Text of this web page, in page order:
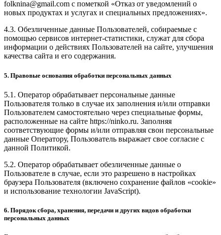
folknina@gmail.com с пометкой «Отказ от уведомлений о
новых продуктах и услугах и специальных предложениях».
4.3. Обезличенные данные Пользователей, собираемые с
помощью сервисов интернет-статистики, служат для сбора
информации о действиях Пользователей на сайте, улучшения
качества сайта и его содержания.
5. Правовые основания обработки персональных данных
5.1. Оператор обрабатывает персональные данные
Пользователя только в случае их заполнения и/или отправки
Пользователем самостоятельно через специальные формы,
расположенные на сайте https://ninko.ru. Заполняя
соответствующие формы и/или отправляя свои персональные
данные Оператору, Пользователь выражает свое согласие с
данной Политикой.
5.2. Оператор обрабатывает обезличенные данные о
Пользователе в случае, если это разрешено в настройках
браузера Пользователя (включено сохранение файлов «cookie»
и использование технологии JavaScript).
6. Порядок сбора, хранения, передачи и других видов обработки
персональных данных